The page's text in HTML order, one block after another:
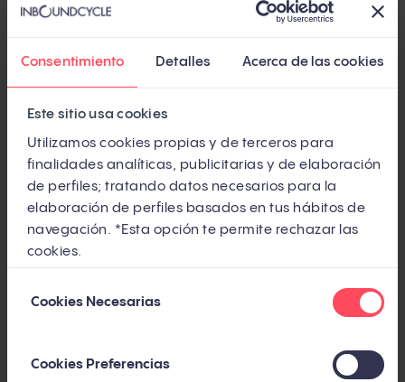
Consentimiento Detalles Acerca de las cookies
Este sitio usa cookies
Utilizamos cookies propias y de terceros para
finalidades analíticas, publicitarias y de elaboración
de perfiles; tratando datos necesarios para la
elaboración de perfiles basados en tus hábitos de
navegación. *Esta opción te permite rechazar las
cookies.
deCookies Necesarias
Cookies Preferencias
acaben con el patrón definido (sin los símbolos de ^
Si lo que deseas es excluir distintas direcciones IP,
hay que que ponerlas entre parétesis y separarlas
por una barra vertical ( | ). Este símbolo significa el
operador lógico OR.
\.0\.0\.1)|(
no hay que poner espacios entre las
De lo contrario, no va a